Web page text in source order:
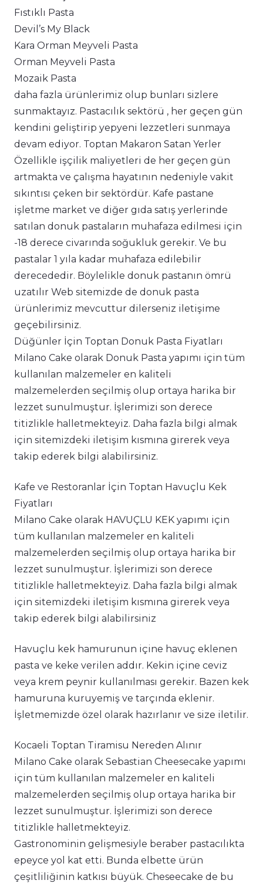
Fıstıklı Pasta
Devil’s My Black
Kara Orman Meyveli Pasta
Orman Meyveli Pasta
Mozaik Pasta
daha fazla ürünlerimiz olup bunları sizlere
sunmaktayız. Pastacılık sektörü , her geçen gün
kendini geliştirip yepyeni lezzetleri sunmaya
devam ediyor. Toptan Makaron Satan Yerler
Özellikle işçilik maliyetleri de her geçen gün
artmakta ve çalışma hayatının nedeniyle vakit
sıkıntısı çeken bir sektördür. Kafe pastane
işletme market ve diğer gıda satış yerlerinde
satılan donuk pastaların muhafaza edilmesi için
-18 derece civarında soğukluk gerekir. Ve bu
pastalar 1 yıla kadar muhafaza edilebilir
derecededir. Böylelikle donuk pastanın ömrü
uzatılır Web sitemizde de donuk pasta
ürünlerimiz mevcuttur dilerseniz iletişime
geçebilirsiniz.
Düğünler İçin Toptan Donuk Pasta Fiyatları
Milano Cake olarak Donuk Pasta yapımı için tüm
kullanılan malzemeler en kaliteli
malzemelerden seçilmiş olup ortaya harika bir
lezzet sunulmuştur. İşlerimizi son derece
titizlikle halletmekteyiz. Daha fazla bilgi almak
için sitemizdeki iletişim kısmına girerek veya
takip ederek bilgi alabilirsiniz.
Kafe ve Restoranlar İçin Toptan Havuçlu Kek
Fiyatları
Milano Cake olarak HAVUÇLU KEK yapımı için
tüm kullanılan malzemeler en kaliteli
malzemelerden seçilmiş olup ortaya harika bir
lezzet sunulmuştur. İşlerimizi son derece
titizlikle halletmekteyiz. Daha fazla bilgi almak
için sitemizdeki iletişim kısmına girerek veya
takip ederek bilgi alabilirsiniz
Havuçlu kek hamurunun içine havuç eklenen
pasta ve keke verilen addır. Kekin içine ceviz
veya krem peynir kullanılması gerekir. Bazen kek
hamuruna kuruyemiş ve tarçında eklenir.
İşletmemizde özel olarak hazırlanır ve size iletilir.
Kocaeli Toptan Tiramisu Nereden Alınır
Milano Cake olarak Sebastian Cheesecake yapımı
için tüm kullanılan malzemeler en kaliteli
malzemelerden seçilmiş olup ortaya harika bir
lezzet sunulmuştur. İşlerimizi son derece
titizlikle halletmekteyiz.
Gastronominin gelişmesiyle beraber pastacılıkta
epeyce yol kat etti. Bunda elbette ürün
çeşitliliğinin katkısı büyük. Cheseecake de bu